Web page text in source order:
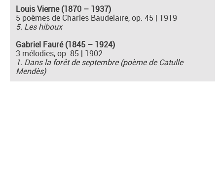
Louis Vierne (1870 – 1937)
5 poèmes de Charles Baudelaire, op. 45 | 1919
5. Les hiboux
Gabriel Fauré (1845 – 1924)
3 mélodies, op. 85 | 1902
1. Dans la forêt de septembre (poème de Catulle
Mendès)